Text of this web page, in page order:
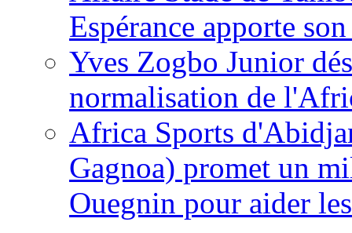
Espérance apporte
Yves Zogbo Junior
normalisation de
Africa Sports
Gagnoa) promet un
Ouegnin pour aider